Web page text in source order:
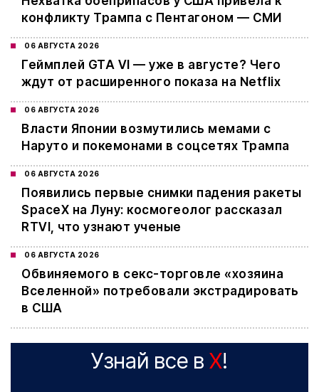
конфликту Трампа с Пентагоном — СМИ
06 АВГУСТА 2026
Геймплей GTA VI — уже в августе? Чего
ждут от расширенного показа на Netflix
06 АВГУСТА 2026
Власти Японии возмутились мемами с
Наруто и покемонами в соцсетях Трампа
06 АВГУСТА 2026
Появились первые снимки падения ракеты
SpaceX на Луну: космогеолог рассказал
RTVI, что узнают ученые
06 АВГУСТА 2026
Обвиняемого в секс-торговле «хозяина
Вселенной» потребовали экстрадировать
в США
Узнай все в X!